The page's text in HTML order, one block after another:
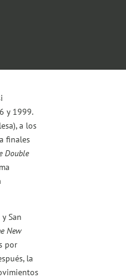
y 1999.
a los
finales
Double
San
New
por
la